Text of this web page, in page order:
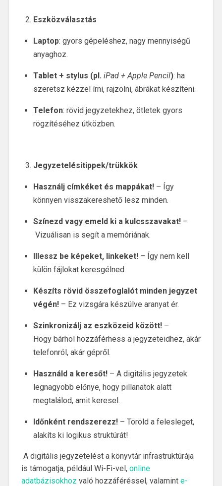
Eszközválasztás
Laptop: gyors gépeléshez, nagy mennyiségű
anyaghoz.
Tablet + stylus (pl. iPad + Apple Pencil): ha
szeretsz kézzel írni, rajzolni, ábrákat készíteni.
Telefon: rövid jegyzetekhez, ötletek gyors
rögzítéséhez útközben.
Jegyzetelésitippek/trükkök
Használj címkéket és mappákat! – Így
könnyen visszakereshető lesz minden.
Színezd vagy emeld ki a kulcsszavakat!–
Vizuálisan is segít a memóriának.
Illessz be képeket, linkeket! – Így nem kell
külön fájlokat keresgélned.
Készíts rövid összefoglalót minden jegyzet
végén! – Ez vizsgára készülve aranyat ér.
Szinkronizálj az eszközeid között! –
Hogy bárhol hozzáférhess a jegyzeteidhez, akár
telefonról, akár gépről.
Használd a keresőt! – A digitális jegyzetek
legnagyobb előnye, hogy pillanatok alatt
megtalálod, amit keresel.
Időnként rendszerezz! – Töröld a felesleget,
alakíts ki logikus struktúrát!
A digitális jegyzetelést a könyvtár infrastruktúrája
is támogatja, például Wi-Fi-vel, online
adatbázisokhoz való hozzáféréssel, valamint e-